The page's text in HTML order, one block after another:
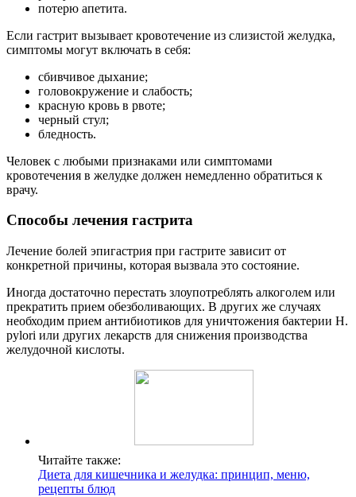
потерю апетита.
Если гастрит вызывает кровотечение из слизистой желудка,
симптомы могут включать в себя:
сбивчивое дыхание;
головокружение и слабость;
красную кровь в рвоте;
черный стул;
бледность.
Человек с любыми признаками или симптомами
кровотечения в желудке должен немедленно обратиться к
врачу.
Способы лечения гастрита
Лечение болей эпигастрия при гастрите зависит от
конкретной причины, которая вызвала это состояние.
Иногда достаточно перестать злоупотреблять алкоголем или
прекратить прием обезболивающих. В других же случаях
необходим прием антибиотиков для уничтожения бактерии H.
pylori или других лекарств для снижения производства
желудочной кислоты.
Читайте также:
Диета для кишечника и желудка: принцип, меню,
рецепты блюд